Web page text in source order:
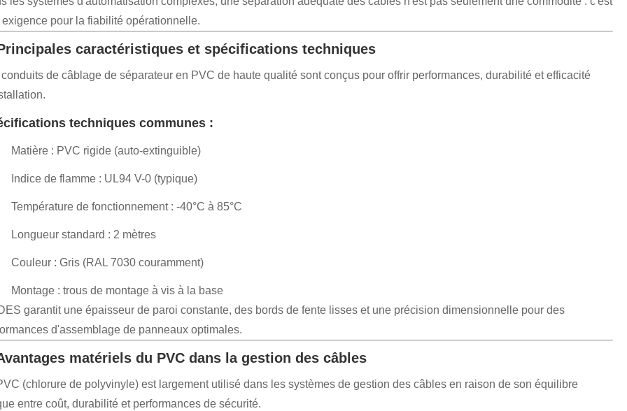
exigence pour la fiabilité opérationnelle.
caractéristiques et spécifications techniques
de câblage de séparateur en PVC de haute qualité sont conçus pour offrir performances, durabilité et efficacité
techniques communes :
Matière : PVC rigide (auto-extinguible)
Indice de flamme : UL94 V-0 (typique)
Température de fonctionnement : -40°C à 85°C
Longueur standard : 2 mètres
Couleur : Gris (RAL 7030 couramment)
Montage : trous de montage à vis à la base
garantit une épaisseur de paroi constante, des bords de fente lisses et une précision dimensionnelle pour des
d'assemblage de panneaux optimales.
matériels du PVC dans la gestion des câbles
(chlorure de polyvinyle) est largement utilisé dans les systèmes de gestion des câbles en raison de son équilibre
entre coût, durabilité et performances de sécurité.